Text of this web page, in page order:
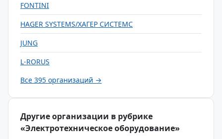
FONTINI
HAGER SYSTEMS/ХАГЕР СИСТЕМС
JUNG
L-RORUS
Все 395 организаций →
Другие организации в рубрике
«Электротехническое оборудование»